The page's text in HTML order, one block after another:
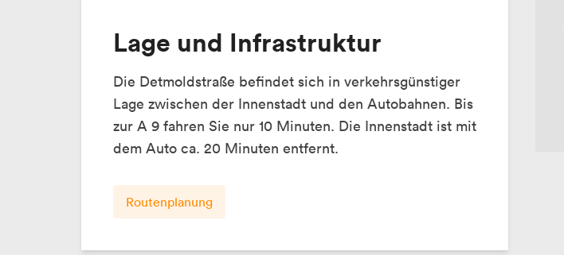
Lage und Infrastruktur
Die Detmoldstraße befindet sich in verkehrsgünstiger
Lage zwischen der Innenstadt und den Autobahnen. Bis
zur A 9 fahren Sie nur 10 Minuten. Die Innenstadt ist mit
dem Auto ca. 20 Minuten entfernt.
Routenplanung